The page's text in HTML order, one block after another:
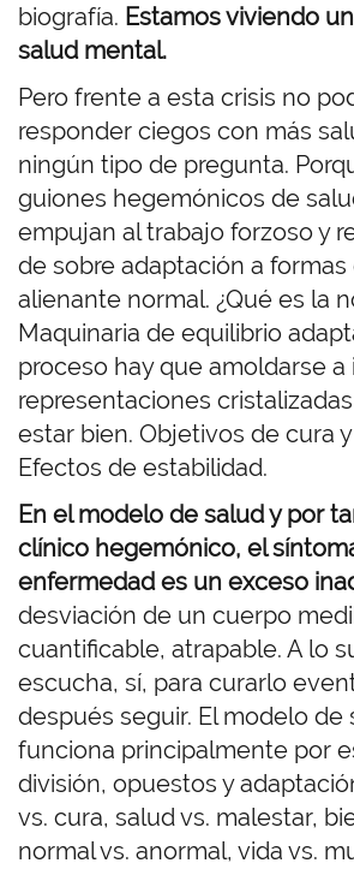
biografía. Estamos viviendo
salud mental.
Pero frente a esta crisis no
responder ciegos con más
ningún tipo de pregunta.
guiones hegemónicos de
empujan al trabajo forzoso y
de sobre adaptación a formas
alienante normal. ¿Qué es la
Maquinaria de equilibrio
proceso hay que amoldarse a
representaciones
estar bien. Objetivos de cura
Efectos de estabilidad.
En el modelo de salud y por
clínico hegemónico, el
enfermedad es un exceso
desviación de un cuerpo
cuantificable, atrapable. A lo
escucha, sí, para curarlo
después seguir. El modelo de
funciona principalmente por
división, opuestos y
vs. cura, salud vs. malestar,
normal vs. anormal, vida vs.